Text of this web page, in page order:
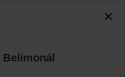
S2
Belimonál